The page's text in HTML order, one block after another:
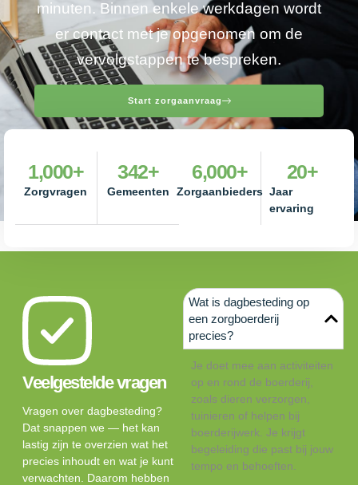
minuten. Binnen enkele werkdagen wordt
er contact met je opgenomen om de
vervolgstappen te bespreken.
Start zorgaanvraag
Zorgvragen
1,000+
Gemeenten
342+
Zorgaanbieders
6,000+
Jaar
ervaring
20+
Veelgestelde vragen
Vragen over dagbesteding?
Dat snappen we — het kan
lastig zijn te overzien wat het
precies inhoudt en wat je kunt
verwachten. Daarom hebben
Wat is dagbesteding op
een zorgboerderij
precies?
Je doet mee aan activiteiten
op en rond de boerderij,
zoals dieren verzorgen,
tuinieren of helpen bij
boerderijwerk. Je krijgt
begeleiding die past bij jouw
tempo en behoeften.